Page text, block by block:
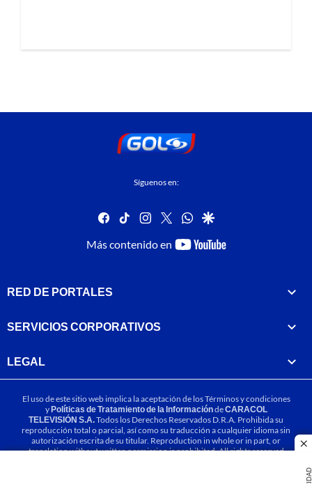
Síguenos en:
facebook
tiktok instagram
twitterwhatsapp
google
Más contenido en
youtube-
RED DE PORTALES
SERVICIOS CORPORATIVOS
LEGAL
El uso de este sitio web implica la aceptación de losTérminos y condiciones
yPolíticas de Tratamiento de la InformacióndeCARACOL
TELEVISIÓN S.A.Todos los Derechos Reservados D.R.A. Prohibida su
reproducción total o parcial, así como su traducción a cualquier idioma sin
autorización escrita de su titular. Reproduction in whole or in part, or
translation without written permission is prohibited. All rights reserved